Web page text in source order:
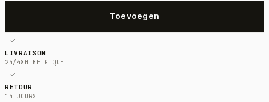
LIVRAISON
24/48H BELGIQUE
RETOUR
14 JOURS